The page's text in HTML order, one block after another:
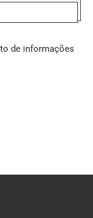
de informações